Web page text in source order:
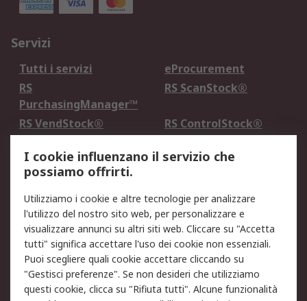
Servizi
Tutti i servizi
eProcurement
RS
PurchasingManager™
RS ScanStock®
RS VendStock®
RS ControlStock®
Legale
Informativa Cookie
Informativa Privacy -
Aggiornata
Email Security
Termini d'uso
Condizioni di vendita
Condizioni generali di
servizio
Etica e responsabilità
I cookie influenzano il servizio che
possiamo offrirti.
Utilizziamo i cookie e altre tecnologie per analizzare
l'utilizzo del nostro sito web, per personalizzare e
visualizzare annunci su altri siti web. Cliccare su "Accetta
tutti" significa accettare l'uso dei cookie non essenziali.
Puoi scegliere quali cookie accettare cliccando su
"Gestisci preferenze". Se non desideri che utilizziamo
questi cookie, clicca su "Rifiuta tutti". Alcune funzionalità